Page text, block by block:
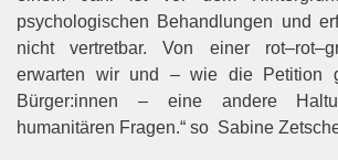
psychologischen Behandlungen und
nicht vertretbar. Von einer rot–rot–
erwarten wir und – wie die Petition
Bürger:innen –
eine andere
humanitären Fragen.“ so Sabine